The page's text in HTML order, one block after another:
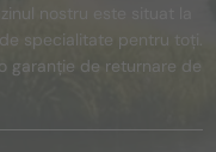
nostru este situat la
specialitate pentru toți.
garanție de returnare de